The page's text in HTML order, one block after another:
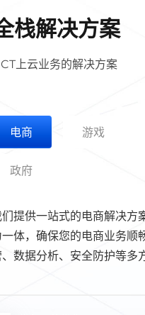
栈解决方案
上云业务的解决方案
电商 游戏
政府
提供一站式的电商解决方
一体，确保您的电商业务
、数据分析、安全防护等多